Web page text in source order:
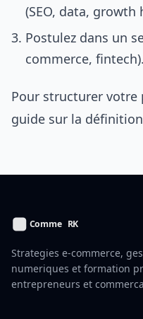
(SEO, data, growth
Postulez dans un
commerce, fintech).
Pour structurer votre
guide sur la
Strategies e-commerce,
numeriques et formation
entrepreneurs et